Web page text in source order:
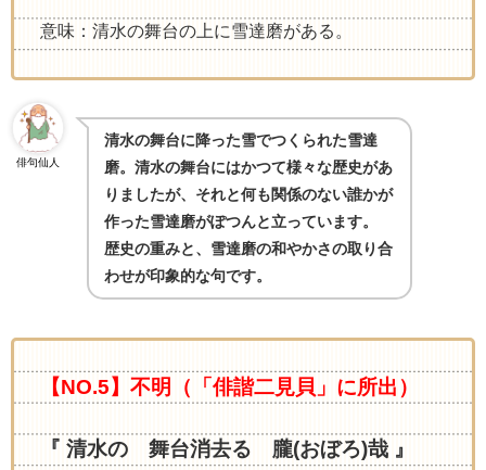
意味：清水の舞台の上に雪達磨がある。
俳句仙人
清水の舞台に降った雪でつくられた雪達
磨。清水の舞台にはかつて様々な歴史があ
りましたが、それと何も関係のない誰かが
作った雪達磨がぽつんと立っています。
歴史の重みと、雪達磨の和やかさの取り合
わせが印象的な句です。
【NO.5】不明 （「俳諧二見貝」に所出）
『 清水の 舞台消去る 朧(おぼろ)哉 』